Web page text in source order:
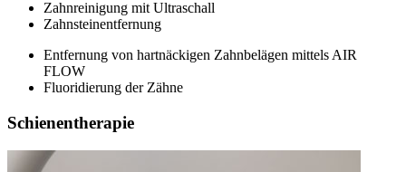
Zahnreinigung mit Ultraschall
Zahnsteinentfernung
Entfernung von hartnäckigen Zahnbelägen mittels AIR
FLOW
Fluoridierung der Zähne
Schienentherapie